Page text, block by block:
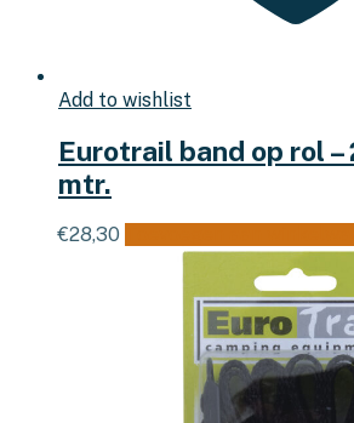
Add to wishlist
Eurotrail band op rol
mtr.
€28,30